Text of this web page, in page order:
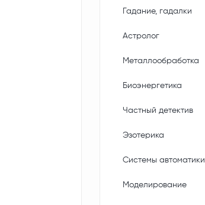
Гадание, гадалки
Астролог
Металлообработка
Биоэнергетика
Частный детектив
Эзотерика
Системы автоматики
Моделирование